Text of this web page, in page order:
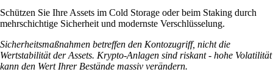
Schützen Sie Ihre Assets im Cold Storage oder beim Staking durch
mehrschichtige Sicherheit und modernste Verschlüsselung.
Sicherheitsmaßnahmen betreffen den Kontozugriff, nicht die
Wertstabilität der Assets. Krypto-Anlagen sind riskant - hohe Volatilität
kann den Wert Ihrer Bestände massiv verändern.